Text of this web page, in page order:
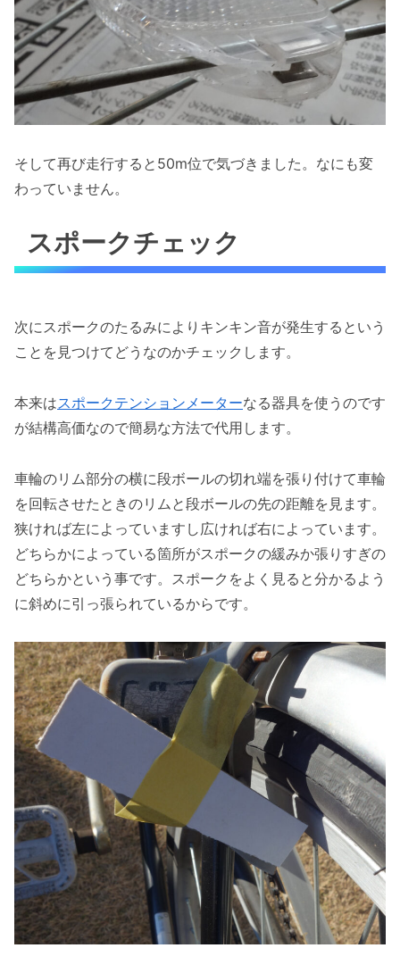
そして再び走行すると50m位で気づきました。なにも変
わっていません。
スポークチェック
次にスポークのたるみによりキンキン音が発生するという
ことを見つけてどうなのかチェックします。
本来はスポークテンションメーターなる器具を使うのです
が結構高価なので簡易な方法で代用します。
車輪のリム部分の横に段ボールの切れ端を張り付けて車輪
を回転させたときのリムと段ボールの先の距離を見ます。
狭ければ左によっていますし広ければ右によっています。
どちらかによっている箇所がスポークの緩みか張りすぎの
どちらかという事です。スポークをよく見ると分かるよう
に斜めに引っ張られているからです。